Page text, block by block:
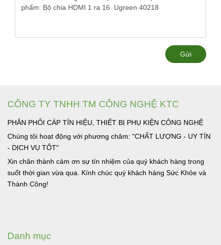
Gửi
CÔNG TY TNHH TM CÔNG NGHỆ KTC
PHÂN PHỐI CÁP TÍN HIỆU, THIẾT BỊ PHỤ KIỆN CÔNG NGHỆ
Chúng tôi hoạt động với phương châm: "CHẤT LƯỢNG - UY TÍN
- DỊCH VỤ TỐT"
Xin chân thành cảm ơn sự tín nhiệm của quý khách hàng trong
suốt thời gian vừa qua. Kính chúc quý khách hàng Sức Khỏe và
Thành Công!
Danh mục